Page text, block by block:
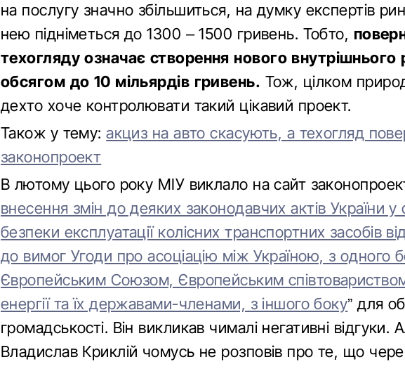
на послугу значно збільшиться, на думку експертів
нею підніметься до 1300 – 1500 гривень. Тобто,
техогляду означає створення нового внутрішнього
обсягом до 10 мільярдів гривень. Тож, цілком
дехто хоче контролювати такий цікавий проект.
Також у тему:акциз на авто скасують, а техогляд
законопроект
В лютому цього року МІУ виклало на сайт
внесення змін до деяких законодавчих актів України у
безпеки експлуатації колісних транспортних засобів
до вимог Угоди про асоціацію між Україною, з одного
Європейським Союзом, Європейським
енергії та їх державами-членами, з іншого боку” для
громадськості. Він викликав чималі негативні відгуки.
Владислав Криклій чомусь не розповів про те, що